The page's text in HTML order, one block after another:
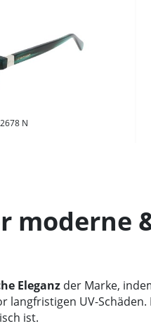
N
moderne
Eleganzder Marke,
UV-Schäden.
ist.